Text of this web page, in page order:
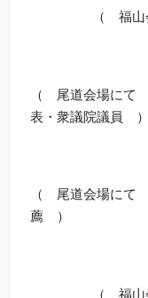
（ 福
（ 尾道会場にて
表・衆議院議員 ）
（ 尾道会場にて
薦 ）
（ 福